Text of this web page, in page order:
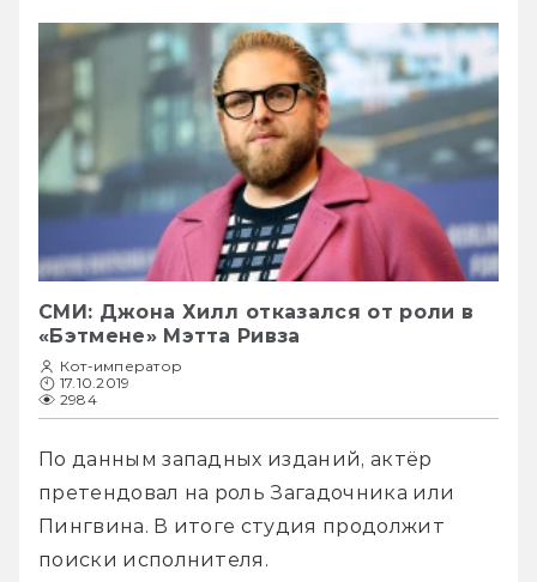
СМИ: Джона Хилл отказался от роли в
«Бэтмене» Мэтта Ривза
Кот-император
17.10.2019
2984
По данным западных изданий, актёр
претендовал на роль Загадочника или
Пингвина. В итоге студия продолжит
поиски исполнителя.